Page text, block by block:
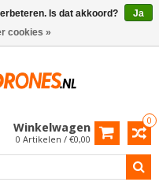
0
Winkelwagen
0 Artikelen / €0,00
Is dat akkoord?
Ja
cookies »